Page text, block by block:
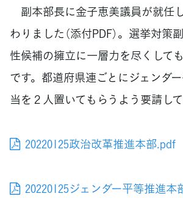
副本部長に金子恵美議員が就任
わりました（添付PDF）。選挙対策
性候補の擁立に一層力を尽くして
です。都道府県連ごとにジェンダ
当を２人置いてもらうよう要請して
20220125政治改革推進本部.pdf
20220125ジェンダー平等推進本